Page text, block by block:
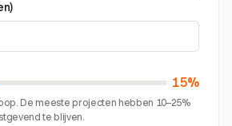
15%
De meeste projecten hebben 10–25%
te blijven.